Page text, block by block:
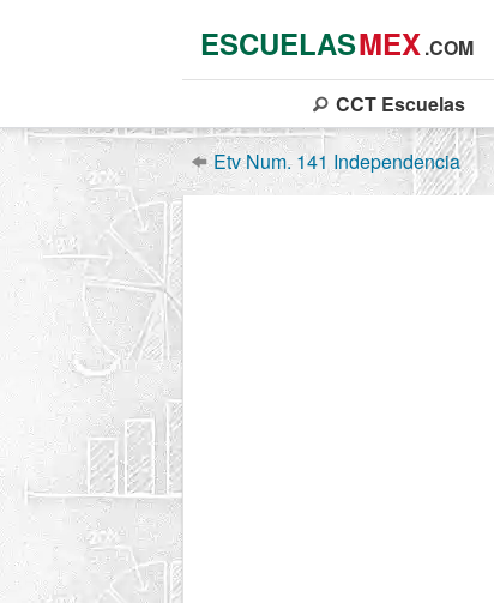
ESCUELASMEX.COM
CCT Escuelas
Etv Num. 141 Independencia